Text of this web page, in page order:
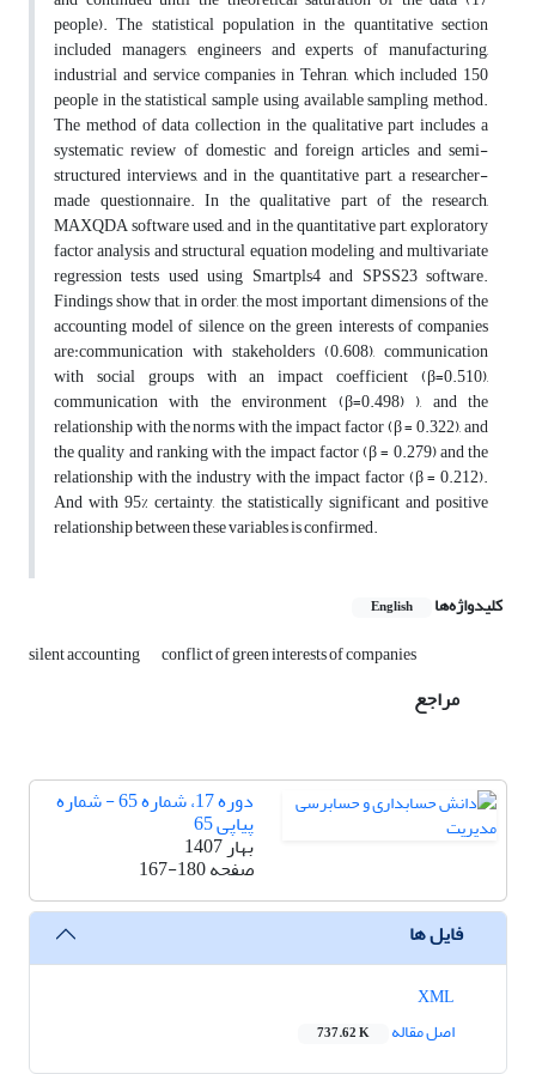
people). The statistical population in the quantitative section
included managers, engineers and experts of manufacturing,
industrial and service companies in Tehran, which included 150
people in the statistical sample using available sampling method.
The method of data collection in the qualitative part includes a
systematic review of domestic and foreign articles and semi-
structured interviews, and in the quantitative part, a researcher-
made questionnaire. In the qualitative part of the research,
MAXQDA software used, and in the quantitative part, exploratory
factor analysis and structural equation modeling and multivariate
regression tests used using Smartpls4 and SPSS23 software.
Findings show that, in order, the most important dimensions of the
accounting model of silence on the green interests of companies
are:communication with stakeholders (0.608), communication
with social groups with an impact coefficient (β=0.510),
communication with the environment (β=0.498) ), and the
relationship with the norms with the impact factor (β = 0.322), and
the quality and ranking with the impact factor (β = 0.279) and the
relationship with the industry with the impact factor (β = 0.212).
And with 95% certainty, the statistically significant and positive
relationship between these variables is confirmed.
کلیدواژه‌ها English
silent accounting conflict of green interests of companies
مراجع
دوره 17، شماره 65 - شماره
پیاپی 65
بهار 1407
صفحه167-180
فایل ها
اصل مقاله
737.62 K